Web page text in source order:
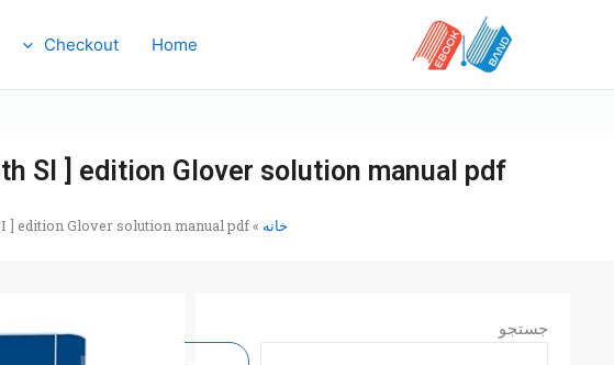
Home
Checkout
SI ] edition Glover solution manual pdf
خانه »
] edition Glover solution manual pdf
جستجو